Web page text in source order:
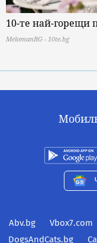
10-те най-горещи
MelomanBG - 10te.bg
Abv.bg Vbox7.com
DogsAndCats.bg